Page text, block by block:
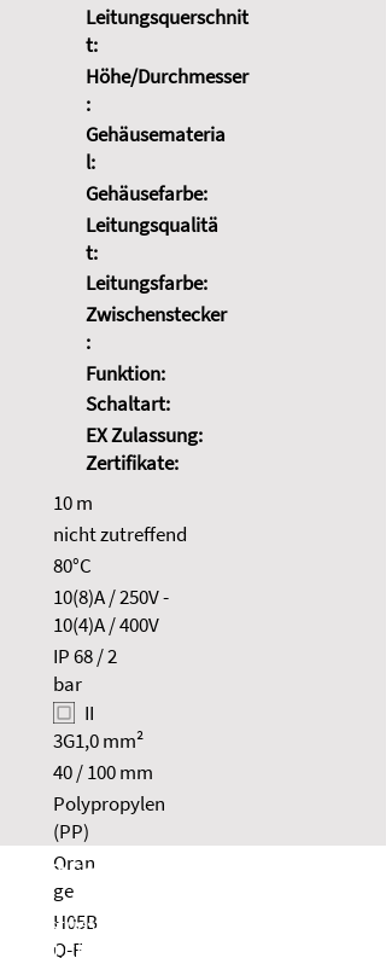
Leitungsquerschnit
t:
Höhe/Durchmesser
:
Gehäusemateria
l:
Gehäusefarbe:
Leitungsqualitä
t:
Leitungsfarbe:
Zwischenstecker
:
Funktion:
Schaltart:
EX Zulassung:
Zertifikate:
10 m
nicht zutreffend
80°C
10(8)A / 250V -
10(4)A / 400V
IP 68 / 2
bar
II
3G1,0 mm²
40 / 100 mm
Polypropylen
(PP)
Oran
ge
H05B
Q-F
NOLTA GmbH
Industriestraße 8
35091 Cölbe